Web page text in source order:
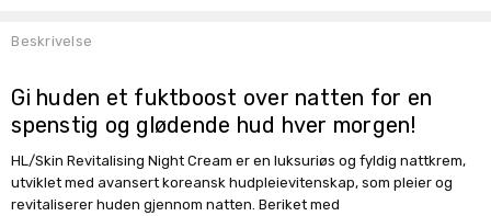
Beskrivelse
Gi huden et fuktboost over natten for en
spenstig og glødende hud hver morgen!
HL/Skin Revitalising Night Cream er en luksuriøs og fyldig nattkrem,
utviklet med avansert koreansk hudpleievitenskap, som pleier og
revitaliserer huden gjennom natten. Beriket med